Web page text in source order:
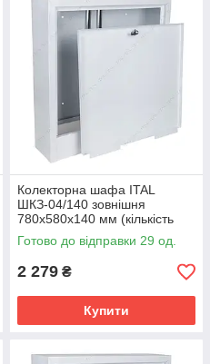
Колекторна шафа ITAL
ШКЗ-04/140 зовнішня
780x580x140 мм (кількість
контурів: 8-9)
Готово до відправки 29 од.
2 279 ₴
Купити